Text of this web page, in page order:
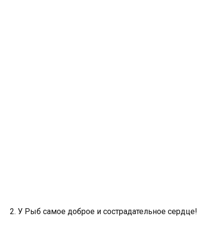
2. У Рыб самое доброе и сострадательное сердце!